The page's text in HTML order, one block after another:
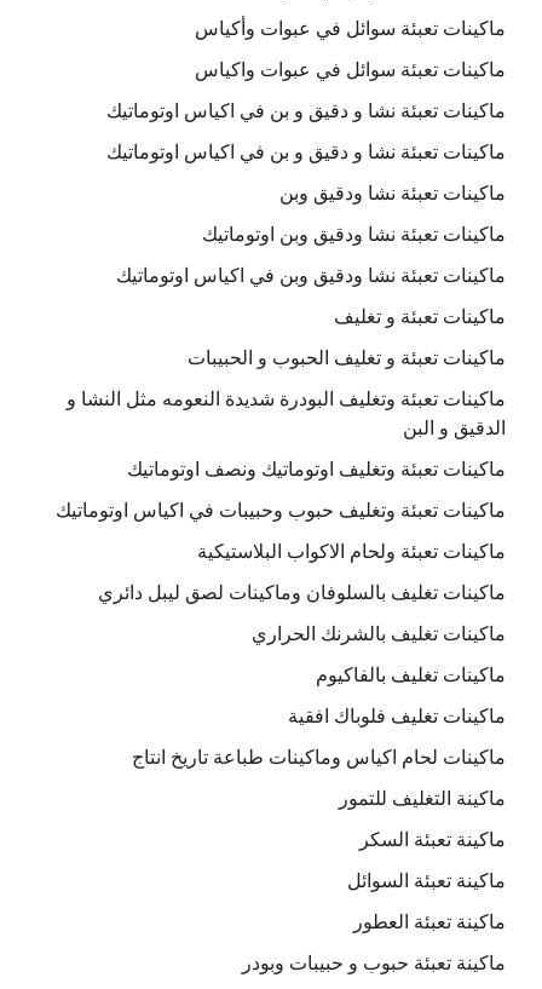
ماكينات تعبئة سوائل في عبوات وأكياس
ماكينات تعبئة سوائل في عبوات واكياس
ماكينات تعبئة نشا و دقيق و بن في اكياس اوتوماتيك
ماكينات تعبئة نشا و دقيق و بن في اكياس اوتوماتيك
ماكينات تعبئة نشا ودقيق وبن
ماكينات تعبئة نشا ودقيق وبن اوتوماتيك
ماكينات تعبئة نشا ودقيق وبن في اكياس اوتوماتيك
ماكينات تعبئة و تغليف
ماكينات تعبئة و تغليف الحبوب و الحبيبات
ماكينات تعبئة وتغليف البودرة شديدة النعومه مثل النشا و
الدقيق و البن
ماكينات تعبئة وتغليف اوتوماتيك ونصف اوتوماتيك
ماكينات تعبئة وتغليف حبوب وحبيبات في اكياس اوتوماتيك
ماكينات تعبئة ولحام الاكواب البلاستيكية
ماكينات تغليف بالسلوفان وماكينات لصق ليبل دائري
ماكينات تغليف بالشرنك الحراري
ماكينات تغليف بالفاكيوم
ماكينات تغليف فلوباك افقية
ماكينات لحام اكياس وماكينات طباعة تاريخ انتاج
ماكينة التغليف للتمور
ماكينة تعبئة السكر
ماكينة تعبئة السوائل
ماكينة تعبئة العطور
ماكينة تعبئة حبوب و حبيبات وبودر